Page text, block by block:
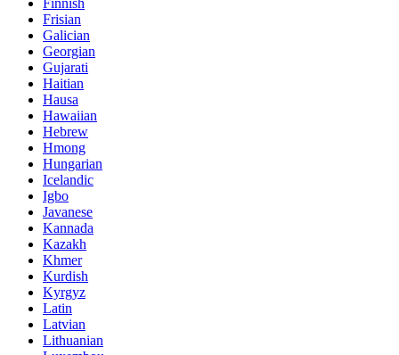
Finnish
Frisian
Galician
Georgian
Gujarati
Haitian
Hausa
Hawaiian
Hebrew
Hmong
Hungarian
Icelandic
Igbo
Javanese
Kannada
Kazakh
Khmer
Kurdish
Kyrgyz
Latin
Latvian
Lithuanian